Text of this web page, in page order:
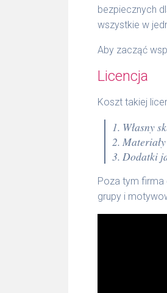
bezpiecznych
wszystkie w
Aby zacząć
Licencja
Koszt takiej
1. Własny
2.
3. Dodatki
Poza tym firma
grupy i